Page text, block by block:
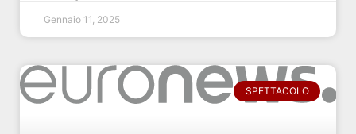
Gennaio 11, 2025
SPETTACOLO